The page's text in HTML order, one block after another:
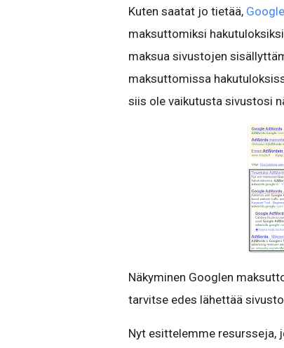
Kuten saatat jo tietää,
maksuttomiksi
maksua sivustojen
maksuttomissa
siis ole vaikutusta sivustosi
Näkyminen Googlen
tarvitse edes lähettää
Nyt esittelemme resursseja,